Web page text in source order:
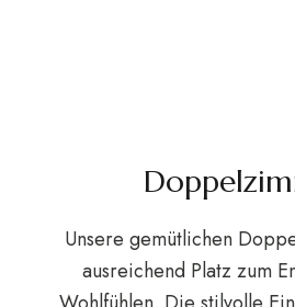
Unsere gemütlichen
ausreichend Platz zum